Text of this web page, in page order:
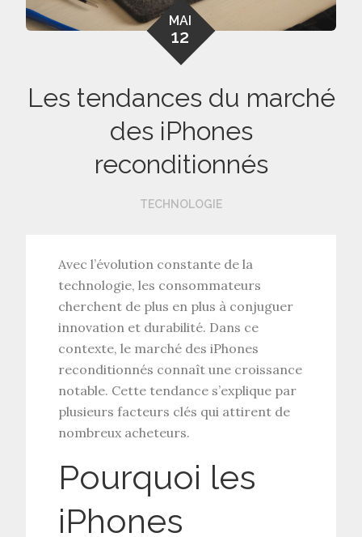
MAI
12
Les tendances du marché
des iPhones
reconditionnés
TECHNOLOGIE
Avec l’évolution constante de la
technologie, les consommateurs
cherchent de plus en plus à conjuguer
innovation et durabilité. Dans ce
contexte, le marché des iPhones
reconditionnés connaît une croissance
notable. Cette tendance s’explique par
plusieurs facteurs clés qui attirent de
nombreux acheteurs.
Pourquoi les
iPhones